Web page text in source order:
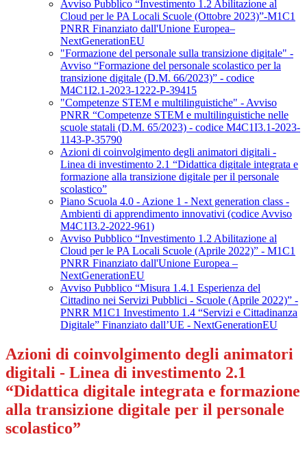
Avviso Pubblico “Investimento 1.2 Abilitazione al
Cloud per le PA Locali Scuole (Ottobre 2023)”-M1C1
PNRR Finanziato dall'Unione Europea–
NextGenerationEU
"Formazione del personale sulla transizione digitale" -
Avviso “Formazione del personale scolastico per la
transizione digitale (D.M. 66/2023)” - codice
M4C1I2.1-2023-1222-P-39415
"Competenze STEM e multilinguistiche" - Avviso
PNRR “Competenze STEM e multilinguistiche nelle
scuole statali (D.M. 65/2023) - codice M4C1I3.1-2023-
1143-P-35790
Azioni di coinvolgimento degli animatori digitali -
Linea di investimento 2.1 “Didattica digitale integrata e
formazione alla transizione digitale per il personale
scolastico”
Piano Scuola 4.0 - Azione 1 - Next generation class -
Ambienti di apprendimento innovativi (codice Avviso
M4C1I3.2-2022-961)
Avviso Pubblico “Investimento 1.2 Abilitazione al
Cloud per le PA Locali Scuole (Aprile 2022)” - M1C1
PNRR Finanziato dall'Unione Europea –
NextGenerationEU
Avviso Pubblico “Misura 1.4.1 Esperienza del
Cittadino nei Servizi Pubblici - Scuole (Aprile 2022)” -
PNRR M1C1 Investimento 1.4 “Servizi e Cittadinanza
Digitale” Finanziato dall’UE - NextGenerationEU
Azioni di coinvolgimento degli animatori
digitali - Linea di investimento 2.1
“Didattica digitale integrata e formazione
alla transizione digitale per il personale
scolastico”